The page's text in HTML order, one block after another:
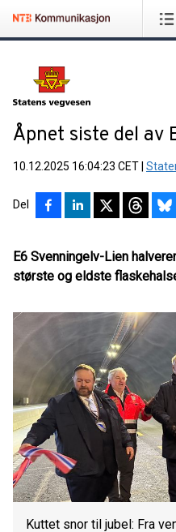
Åpnet siste del av
10.12.2025 16:04:23 CET
Del
E6 Svenningelv-Lien
største og eldste
Kuttet snor til jubel: Fra